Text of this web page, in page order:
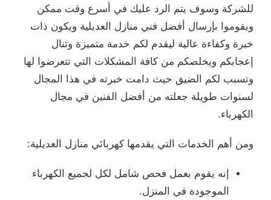
للشركة وسوف يتم الرد عليك في أسرع وقت ممكن
ويقوموا بإرسال أفضل فني منازل العديلية ويكون ذات
خبرة وكفاءة عالية ليقدم لكم خدمة متميزة وتنال
إعجابكم ويخلصكم من كافة المشكلات التي تتعرضوا لها
وتسبب لكم الضيق حيث دامت خبرته في هذا المجال
لسنوات طويلة جعلته من أفضل الفنين في مجال
الكهرباء.
ومن أهم الخدمات التي يقدمها كهربائي منازل العديلية:
إنه يقوم بعمل فحص شامل لكل لجميع الكهرباء
الموجودة في المنزل.